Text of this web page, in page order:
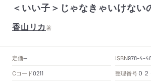
＜いい子＞じゃなきゃいけない
香山リカ著
定価-- ISBN978-4-
Cコード0211 整理番号 ０２